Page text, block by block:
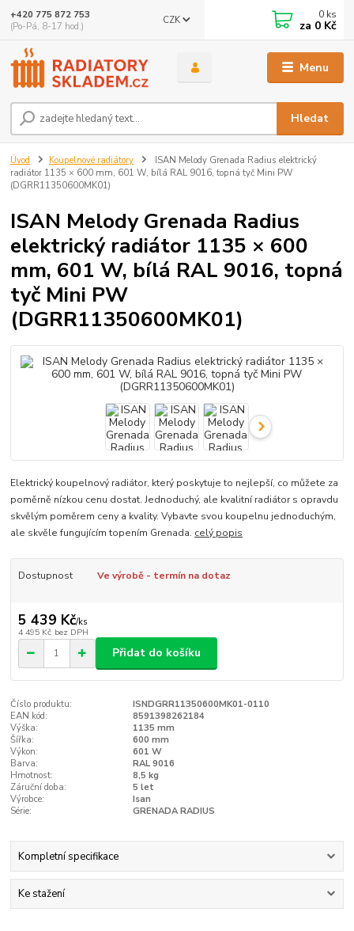
Menu
CZK
Hledat
+420 775 872 753
(Po-Pá, 8-17 hod.)
0 ks
za 0 Kč
Úvod Koupelnové radiátory
ISAN Melody Grenada Radius elektrický
radiátor 1135 × 600 mm, 601 W, bílá RAL 9016, topná tyč Mini PW
(DGRR11350600MK01)
ISAN Melody Grenada Radius
elektrický radiátor 1135 × 600
mm, 601 W, bílá RAL 9016, topná
tyč Mini PW
(DGRR11350600MK01)
Elektrický koupelnový radiátor, který poskytuje to nejlepší, co můžete za
poměrně nízkou cenu dostat. Jednoduchý, ale kvalitní radiátor s opravdu
skvělým poměrem ceny a kvality. Vybavte svou koupelnu jednoduchým,
ale skvěle fungujícím topením Grenada. celý popis
Dostupnost Ve výrobě - termín na dotaz
5 439 Kč/ks
4 495 Kč bez DPH
Přidat do košíku
Číslo produktu:
ISNDGRR11350600MK01-0110
EAN kód:
8591398262184
Výška:
1135 mm
Šířka:
600 mm
Výkon:
601 W
Barva:
RAL 9016
Hmotnost:
8,5 kg
Záruční doba:
5 let
Výrobce:
Isan
Série:
GRENADA RADIUS
Kompletní specifikace
Ke stažení